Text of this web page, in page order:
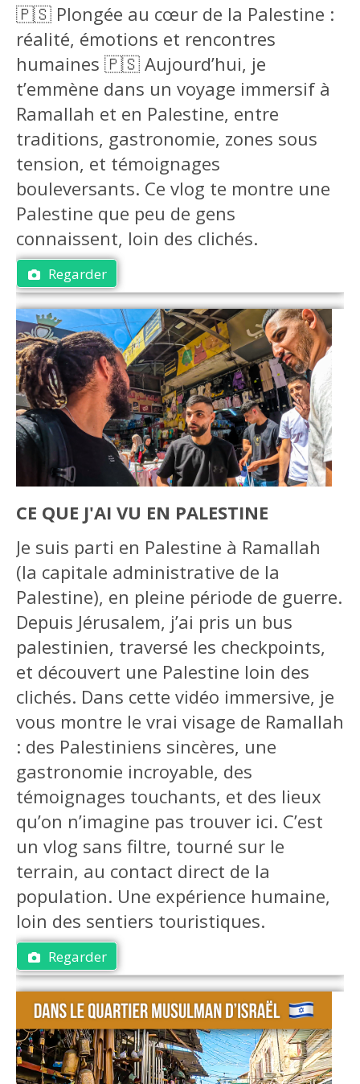
🇵🇸 Plongée au cœur de la Palestine :
réalité, émotions et rencontres
humaines 🇵🇸 Aujourd’hui, je
t’emmène dans un voyage immersif à
Ramallah et en Palestine, entre
traditions, gastronomie, zones sous
tension, et témoignages
bouleversants. Ce vlog te montre une
Palestine que peu de gens
connaissent, loin des clichés.
Regarder
CE QUE J'AI VU EN PALESTINE
Je suis parti en Palestine à Ramallah
(la capitale administrative de la
Palestine), en pleine période de guerre.
Depuis Jérusalem, j’ai pris un bus
palestinien, traversé les checkpoints,
et découvert une Palestine loin des
clichés. Dans cette vidéo immersive, je
vous montre le vrai visage de Ramallah
: des Palestiniens sincères, une
gastronomie incroyable, des
témoignages touchants, et des lieux
qu’on n’imagine pas trouver ici. C’est
un vlog sans filtre, tourné sur le
terrain, au contact direct de la
population. Une expérience humaine,
loin des sentiers touristiques.
Regarder